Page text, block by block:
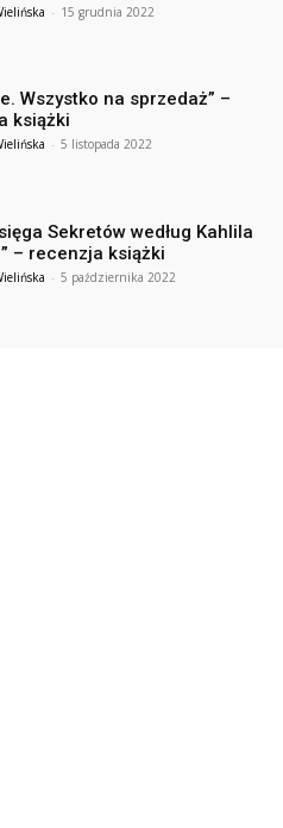
- 15 grudnia 2022
Wszystko na sprzedaż” –
książki
- 5 listopada 2022
Sekretów według Kahlila
– recenzja książki
- 5 października 2022